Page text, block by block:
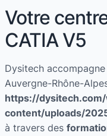
Votre
CATIA V5
Dysitech
Auvergne-Rhône-
https://
content/uploads/
à travers des